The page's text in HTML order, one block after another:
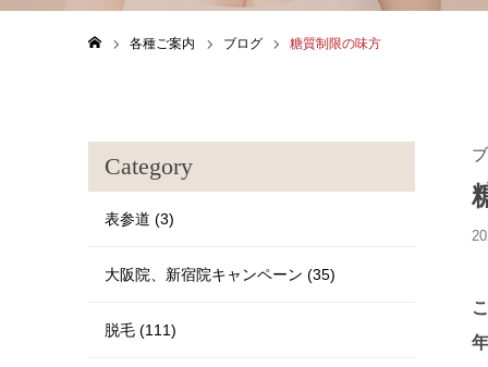
各種ご案内 ブログ 糖質制限の味方
Category
表参道 (3)
大阪院、新宿院キャンペーン (35)
脱毛 (111)